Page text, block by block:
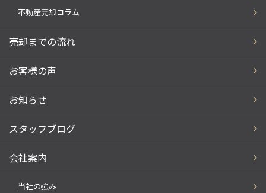
不動産売却コラム
売却までの流れ
お客様の声
お知らせ
スタッフブログ
会社案内
当社の強み